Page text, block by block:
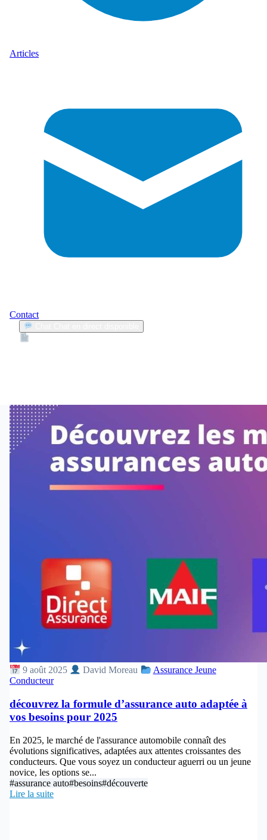
Articles
Contact
9 août 2025 David Moreau
Assurance Jeune
Conducteur
découvrez la formule d’assurance auto adaptée à
vos besoins pour 2025
En 2025, le marché de l'assurance automobile connaît des
évolutions significatives, adaptées aux attentes croissantes des
conducteurs. Que vous soyez un conducteur aguerri ou un jeune
novice, les options se...
#assurance auto#besoins#découverte
Lire la suite